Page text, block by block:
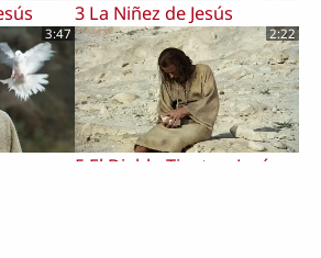
3 La Niñez de Jesús
3:47 2:22
5 El Diablo Tienta a Jesús